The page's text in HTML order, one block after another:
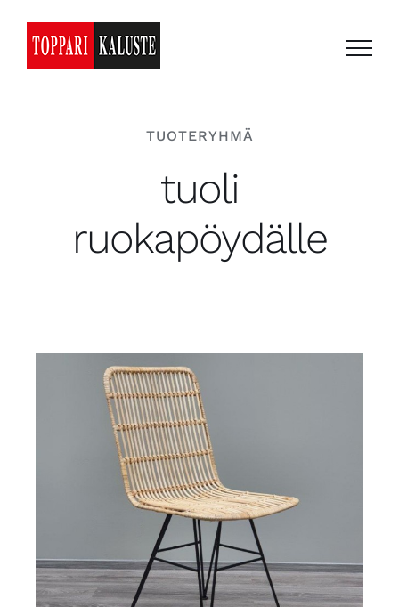
content
TUOTERYHMÄ
tuoli
ruokapöydälle